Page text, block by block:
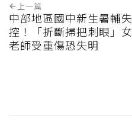
上一篇
中部地區國中新生暑輔失
控！「折斷掃把刺眼」女
老師受重傷恐失明